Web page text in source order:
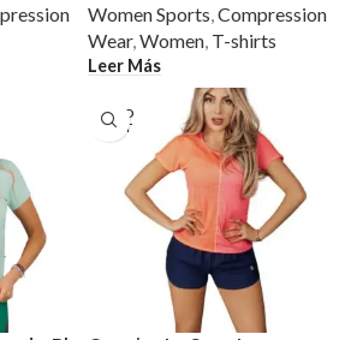
Women Sports,Compression
Wear,Women, T-shirts
Leer Más
SOLD
OUT